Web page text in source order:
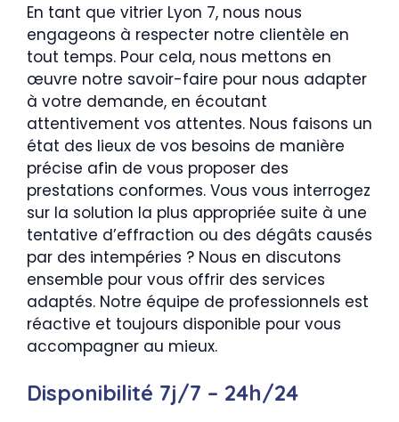
En tant que vitrier Lyon 7, nous nous
engageons à respecter notre clientèle en
tout temps. Pour cela, nous mettons en
œuvre notre savoir-faire pour nous adapter
à votre demande, en écoutant
attentivement vos attentes. Nous faisons un
état des lieux de vos besoins de manière
précise afin de vous proposer des
prestations conformes. Vous vous interrogez
sur la solution la plus appropriée suite à une
tentative d’effraction ou des dégâts causés
par des intempéries ? Nous en discutons
ensemble pour vous offrir des services
adaptés. Notre équipe de professionnels est
réactive et toujours disponible pour vous
accompagner au mieux.
Disponibilité 7j/7 – 24h/24